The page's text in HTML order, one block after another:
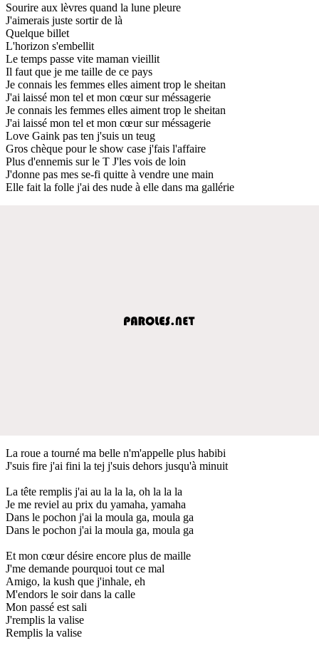
Sourire aux lèvres quand la lune pleure
J'aimerais juste sortir de là
Quelque billet
L'horizon s'embellit
Le temps passe vite maman vieillit
Il faut que je me taille de ce pays
Je connais les femmes elles aiment trop le sheitan
J'ai laissé mon tel et mon cœur sur méssagerie
Je connais les femmes elles aiment trop le sheitan
J'ai laissé mon tel et mon cœur sur méssagerie
Love Gaink pas ten j'suis un teug
Gros chèque pour le show case j'fais l'affaire
Plus d'ennemis sur le T J'les vois de loin
J'donne pas mes se-fi quitte à vendre une main
Elle fait la folle j'ai des nude à elle dans ma gallérie
La roue a tourné ma belle n'm'appelle plus habibi
J'suis fire j'ai fini la tej j'suis dehors jusqu'à minuit
La tête remplis j'ai au la la la, oh la la la
Je me reviel au prix du yamaha, yamaha
Dans le pochon j'ai la moula ga, moula ga
Dans le pochon j'ai la moula ga, moula ga
Et mon cœur désire encore plus de maille
J'me demande pourquoi tout ce mal
Amigo, la kush que j'inhale, eh
M'endors le soir dans la calle
Mon passé est sali
J'remplis la valise
Remplis la valise